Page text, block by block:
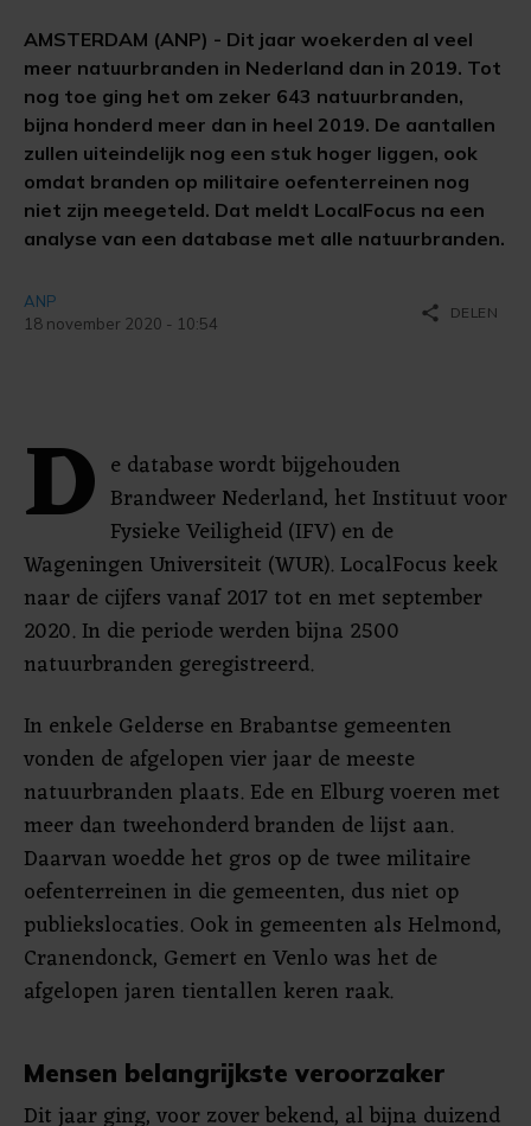
AMSTERDAM (ANP) - Dit jaar woekerden al veel
meer natuurbranden in Nederland dan in 2019. Tot
nog toe ging het om zeker 643 natuurbranden,
bijna honderd meer dan in heel 2019. De aantallen
zullen uiteindelijk nog een stuk hoger liggen, ook
omdat branden op militaire oefenterreinen nog
niet zijn meegeteld. Dat meldt LocalFocus na een
analyse van een database met alle natuurbranden.
ANP
18 november 2020 - 10:54
share DELEN
D e database wordt bijgehouden
Brandweer Nederland, het Instituut voor
Fysieke Veiligheid (IFV) en de
Wageningen Universiteit (WUR). LocalFocus keek
naar de cijfers vanaf 2017 tot en met september
2020. In die periode werden bijna 2500
natuurbranden geregistreerd.
In enkele Gelderse en Brabantse gemeenten
vonden de afgelopen vier jaar de meeste
natuurbranden plaats. Ede en Elburg voeren met
meer dan tweehonderd branden de lijst aan.
Daarvan woedde het gros op de twee militaire
oefenterreinen in die gemeenten, dus niet op
publiekslocaties. Ook in gemeenten als Helmond,
Cranendonck, Gemert en Venlo was het de
afgelopen jaren tientallen keren raak.
Mensen belangrijkste veroorzaker
Dit jaar ging, voor zover bekend, al bijna duizend